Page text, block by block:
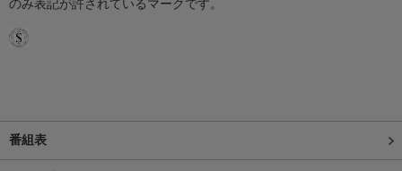
のみ表記が許されているマークです。
番組表